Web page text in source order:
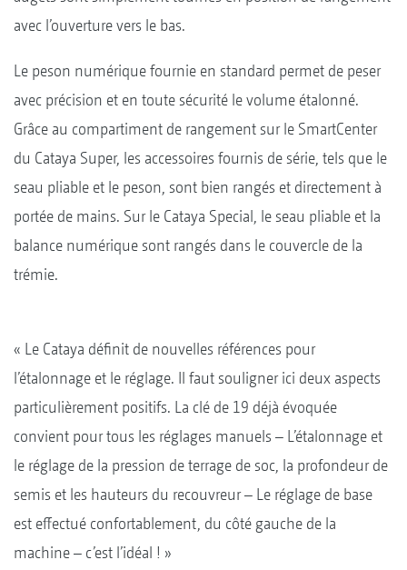
avec l’ouverture vers le bas.
Le peson numérique fournie en standard permet de peser
avec précision et en toute sécurité le volume étalonné.
Grâce au compartiment de rangement sur le SmartCenter
du Cataya Super, les accessoires fournis de série, tels que le
seau pliable et le peson, sont bien rangés et directement à
portée de mains. Sur le Cataya Special, le seau pliable et la
balance numérique sont rangés dans le couvercle de la
trémie.
« Le Cataya définit de nouvelles références pour
l’étalonnage et le réglage. Il faut souligner ici deux aspects
particulièrement positifs. La clé de 19 déjà évoquée
convient pour tous les réglages manuels – L’étalonnage et
le réglage de la pression de terrage de soc, la profondeur de
semis et les hauteurs du recouvreur – Le réglage de base
est effectué confortablement, du côté gauche de la
machine – c’est l’idéal ! »